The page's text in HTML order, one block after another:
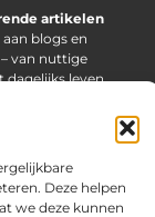
Deze helpen
we deze kunnen
artikelen
blogs en
van nuttige
dagelijks leven.